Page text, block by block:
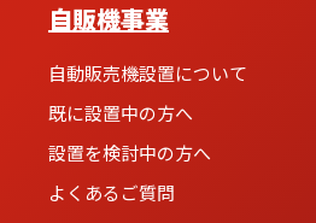
自販機事業
自動販売機設置について
既に設置中の方へ
設置を検討中の方へ
よくあるご質問